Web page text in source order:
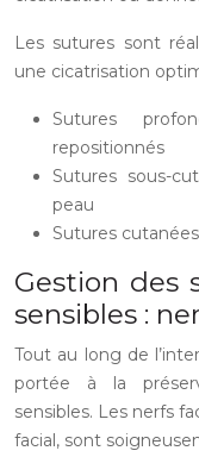
Les sutures sont
une cicatrisation
Sutures
repositionnés
Sutures sous-
peau
Sutures
Gestion des
sensibles :
Tout au long de
portée à la
sensibles. Les nerfs
facial, sont